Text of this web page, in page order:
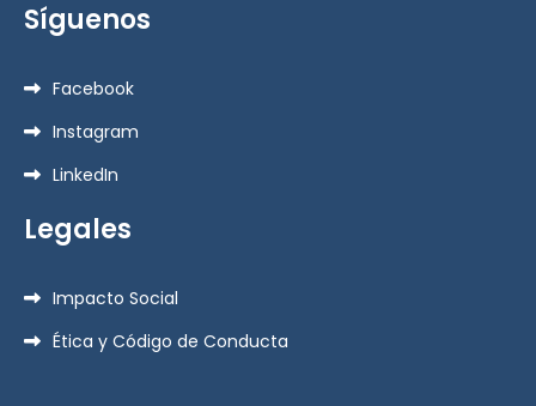
Síguenos
Facebook
Instagram
LinkedIn
Legales
Impacto Social
Ética y Código de Conducta